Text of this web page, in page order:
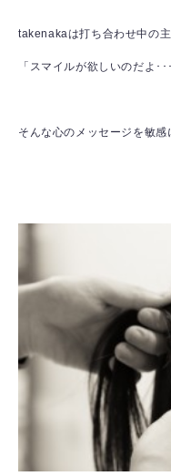
takenakaは打ち合わせ中の
「スマイルが欲しいのだよ･･
そんな心のメッセージを敏